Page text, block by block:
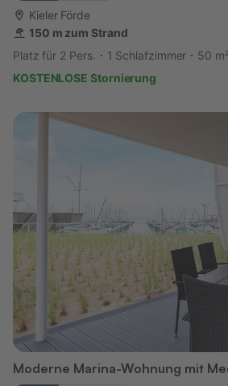
Kieler Förde
150 m zum Strand
Platz für 2 Pers.
1 Schlafzimmer
50 m²
KOSTENLOSE Stornierung
Moderne Marina-Wohnung mit